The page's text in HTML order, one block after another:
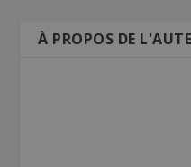
À PROPOS DE